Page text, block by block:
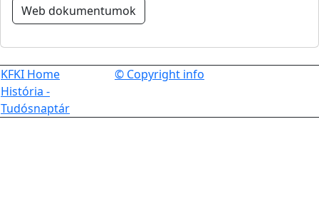
Web dokumentumok
KFKI Home
História -
Tudósnaptár
© Copyright info